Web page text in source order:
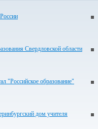
Свердловской области
"Российское образование"
дом учителя